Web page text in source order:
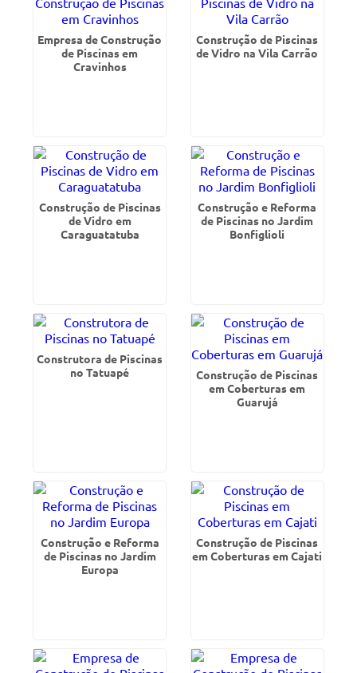
Empresa de Construção
de Piscinas em
Cravinhos
Construção de Piscinas
de Vidro na Vila Carrão
Construção de Piscinas
de Vidro em
Caraguatatuba
Construção e Reforma
de Piscinas no Jardim
Bonfiglioli
Construtora de Piscinas
no Tatuapé
Construção de Piscinas
em Coberturas em
Guarujá
Construção e Reforma
de Piscinas no Jardim
Europa
Construção de Piscinas
em Coberturas em Cajati